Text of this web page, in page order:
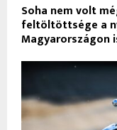
Soha nem volt
feltöltöttsége a
Magyarországon